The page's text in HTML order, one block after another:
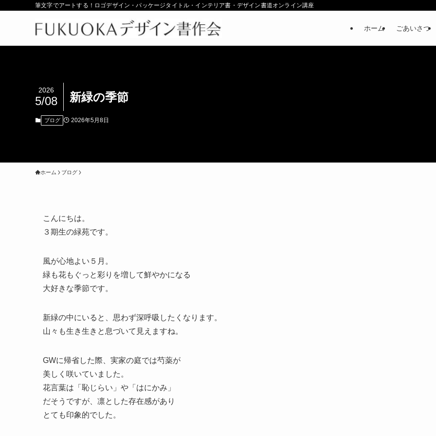
筆文字でアートする！ロゴデザイン・パッケージタイトル・インテリア書・デザイン書道オンライン講座
ホーム ごあいさつ
新緑の季節
2026
5/08
ブログ 2026年5月8日
ホーム ブログ
こんにちは。
３期生の緑苑です。
風が心地よい５月。
緑も花もぐっと彩りを増して鮮やかになる
大好きな季節です。
新緑の中にいると、思わず深呼吸したくなります。
山々も生き生きと息づいて見えますね。
GWに帰省した際、実家の庭では芍薬が
美しく咲いていました。
花言葉は「恥じらい」や「はにかみ」
だそうですが、凛とした存在感があり
とても印象的でした。